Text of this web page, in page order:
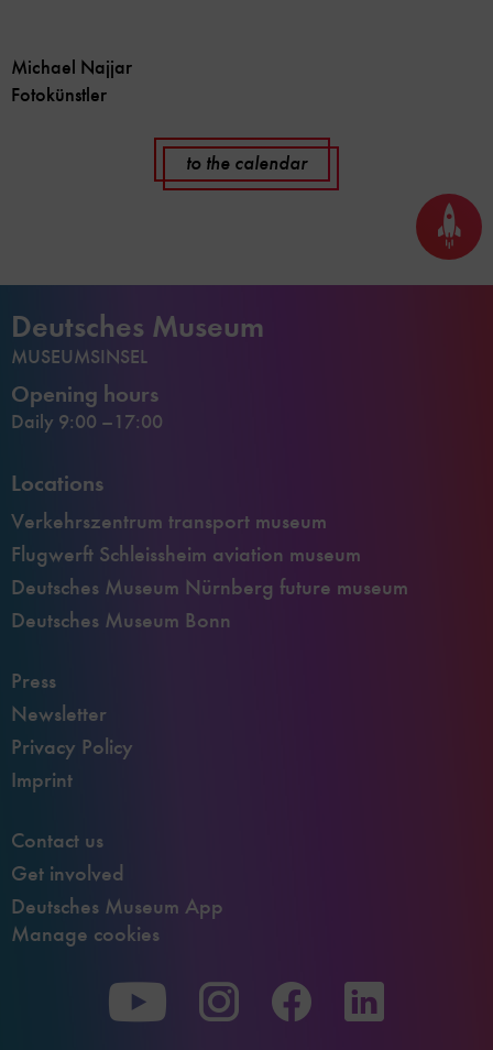
Michael Najjar
Fotokünstler
to the calendar
Back
to
top
Deutsches Museum
MUSEUMSINSEL
Opening hours
Daily 9:00 –17:00
Locations
Verkehrszentrum transport museum
Flugwerft Schleissheim aviation museum
Deutsches Museum Nürnberg future museum
Deutsches Museum Bonn
Press
Newsletter
Privacy Policy
Imprint
Contact us
Get involved
Deutsches Museum App
Manage cookies
To
our
To
our
To
our